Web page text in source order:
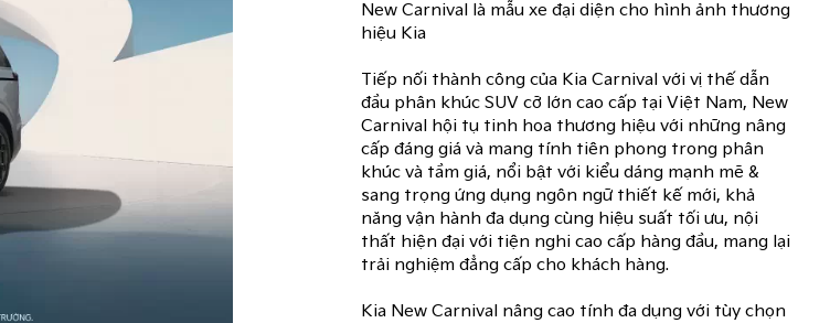
New Carnival là mẫu xe đại diện cho hình ảnh thương
hiệu Kia​
Tiếp nối thành công của Kia Carnival với vị thế dẫn
đầu phân khúc SUV cỡ lớn cao cấp tại Việt Nam, New
Carnival hội tụ tinh hoa thương hiệu với những nâng
cấp đáng giá và mang tính tiên phong trong phân
khúc và tầm giá, nổi bật với kiểu dáng mạnh mẽ &
sang trọng ứng dụng ngôn ngữ thiết kế mới, khả
năng vận hành đa dụng cùng hiệu suất tối ưu, nội
thất hiện đại với tiện nghi cao cấp hàng đầu, mang lại
trải nghiệm đẳng cấp cho khách hàng.
Kia New Carnival nâng cao tính đa dụng với tùy chọn